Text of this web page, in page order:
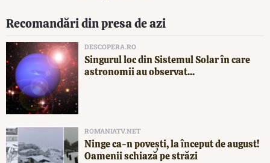
Recomandări din presa de azi
DESCOPERA.RO
Singurul loc din Sistemul Solar în care
astronomii au observat...
ROMANIATV.NET
Ninge ca-n povești, la început de august!
Oamenii schiază pe străzi